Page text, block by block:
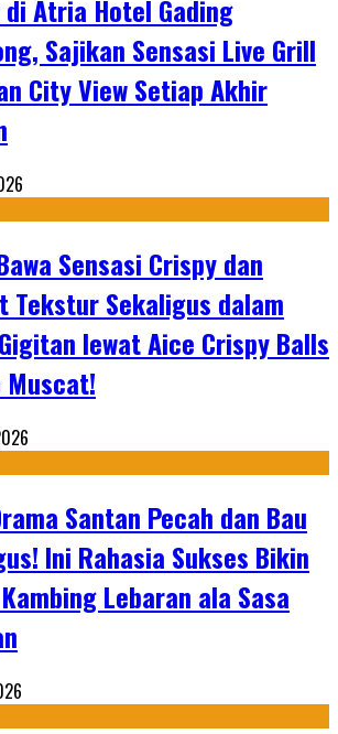
di Atria Hotel Gading
Sajikan Sensasi Live Grill
City View Setiap Akhir
Sensasi Crispy dan
Tekstur Sekaligus dalam
lewat Aice Crispy Balls
Muscat!
Santan Pecah dan Bau
Ini Rahasia Sukses Bikin
Lebaran ala Sasa